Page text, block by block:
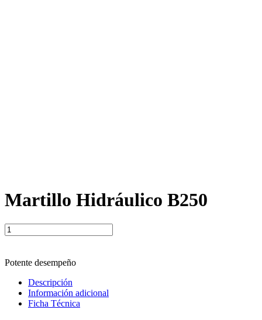
Martillo Hidráulico B250
Martillo
Hidráulico
cantidad
Potente desempeño
Descripción
Información adicional
Ficha Técnica